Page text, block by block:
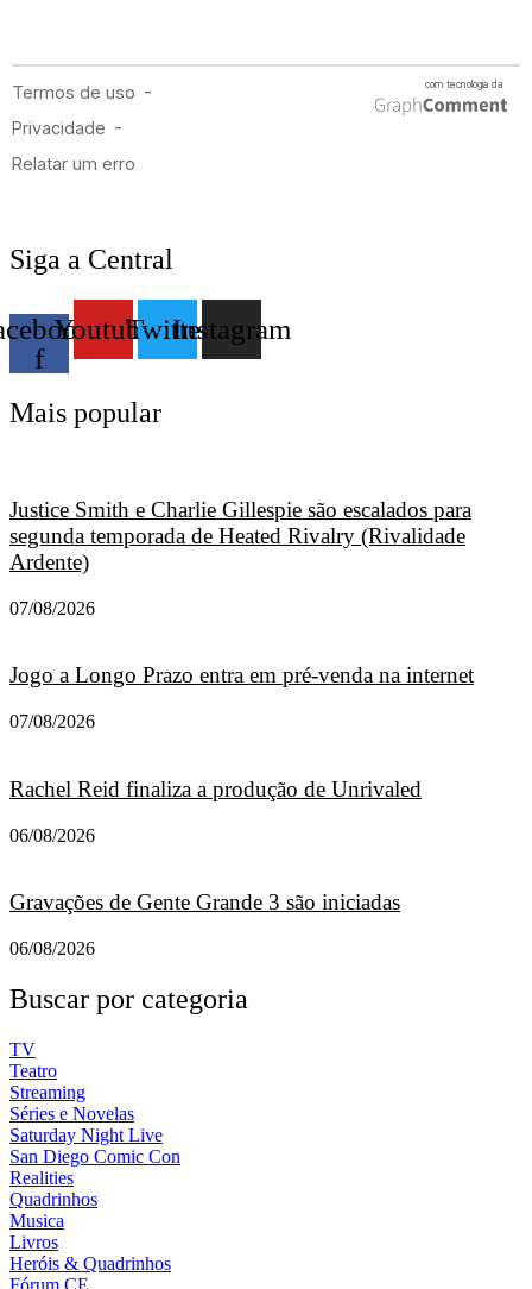
Siga a Central
f
YoutubeTwitterInstagram
Mais popular
Justice Smith e Charlie Gillespie são escalados para
segunda temporada de Heated Rivalry (Rivalidade
Ardente)
07/08/2026
Jogo a Longo Prazo entra em pré-venda na internet
07/08/2026
Rachel Reid finaliza a produção de Unrivaled
06/08/2026
Gravações de Gente Grande 3 são iniciadas
06/08/2026
Buscar por categoria
TV
Teatro
Streaming
Séries e Novelas
Saturday Night Live
San Diego Comic Con
Realities
Quadrinhos
Musica
Livros
Heróis & Quadrinhos
Fórum CE